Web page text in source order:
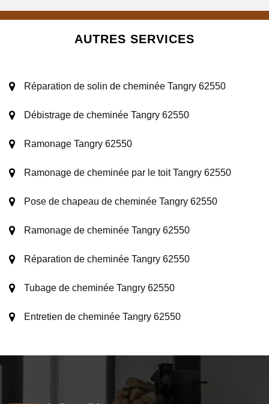
AUTRES SERVICES
Réparation de solin de cheminée Tangry 62550
Débistrage de cheminée Tangry 62550
Ramonage Tangry 62550
Ramonage de cheminée par le toit Tangry 62550
Pose de chapeau de cheminée Tangry 62550
Ramonage de cheminée Tangry 62550
Réparation de cheminée Tangry 62550
Tubage de cheminée Tangry 62550
Entretien de cheminée Tangry 62550